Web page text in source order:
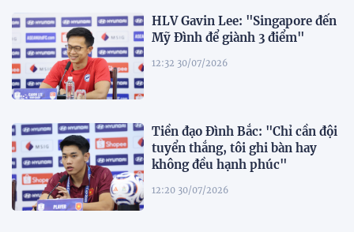
HLV Gavin Lee: "Singapore đến
Mỹ Đình để giành 3 điểm"
12:32 30/07/2026
Tiền đạo Đình Bắc: "Chỉ cần đội
tuyển thắng, tôi ghi bàn hay
không đều hạnh phúc"
12:20 30/07/2026